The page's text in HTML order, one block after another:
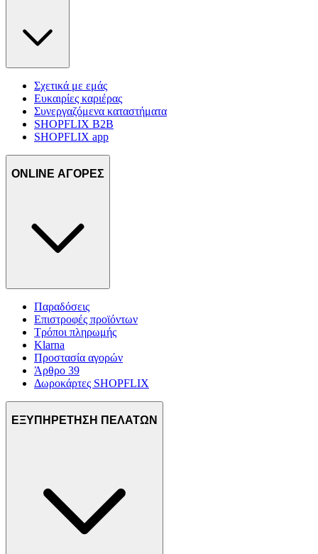
Σχετικά με εμάς
Ευκαιρίες καριέρας
Συνεργαζόμενα καταστήματα
SHOPFLIX B2B
SHOPFLIX app
ONLINE ΑΓΟΡΕΣ
Παραδόσεις
Επιστροφές προϊόντων
Τρόποι πληρωμής
Klarna
Προστασία αγορών
Άρθρο 39
Δωροκάρτες SHOPFLIX
ΕΞΥΠΗΡΕΤΗΣΗ ΠΕΛΑΤΩΝ